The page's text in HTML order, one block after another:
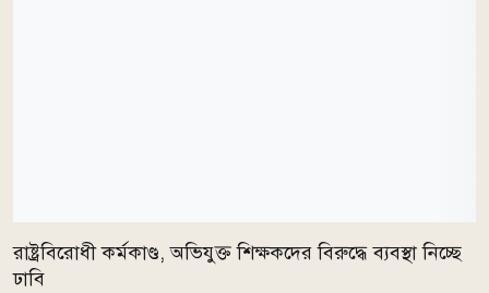
রাষ্ট্রবিরোধী কর্মকাণ্ড, অভিযুক্ত শিক্ষকদের বিরুদ্ধে ব্যবস্থা নিচ্ছে
ঢাবি